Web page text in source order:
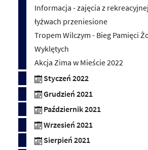
Informacja - zajęcia z
łyżwach przeniesione
Tropem Wilczym - Bieg Pamięci
Wyklętych
Akcja Zima w Mieście 2022
Styczeń 2022
Grudzień 2021
Październik 2021
Wrzesień 2021
Sierpień 2021